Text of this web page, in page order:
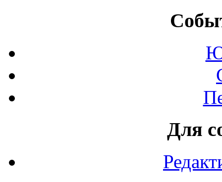
Для